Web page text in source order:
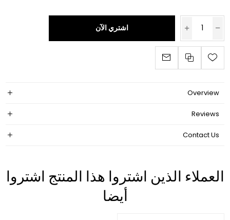
اشتري الآن
Overview
Reviews
Contact Us
العملاء الذين اشتروا هذا المنتج اشتروا
أيضا